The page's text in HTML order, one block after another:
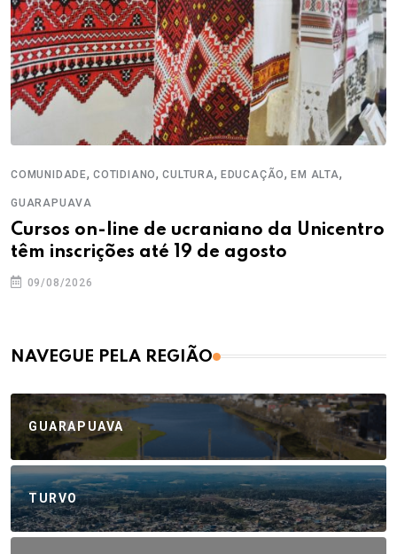
COMUNIDADE, COTIDIANO,CULTURA, EDUCAÇÃO,EM ALTA,
GUARAPUAVA
Cursos on-line de ucraniano da Unicentro
têm inscrições até 19 de agosto
09/08/2026
NAVEGUE PELA REGIÃO
GUARAPUAVA
TURVO